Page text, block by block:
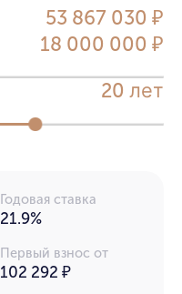
53 867 030 ₽
18 000 000 ₽
20 лет
Годовая ставка
21.9%
Первый взнос от
102 292 ₽